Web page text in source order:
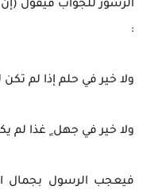
الرسور للجواب فيقول
:
ولا خير في حلم إذا لم
ولا خير في جهل ٍ غذا لم
فيعجب الرسول بجمال